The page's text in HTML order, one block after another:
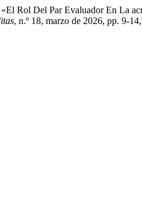
Rol Del Par Evaluador En La
, n.º 18, marzo de 2026, pp. 9-